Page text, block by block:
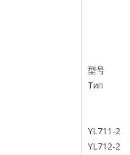
型号
Тип
YL711-2
YL712-2